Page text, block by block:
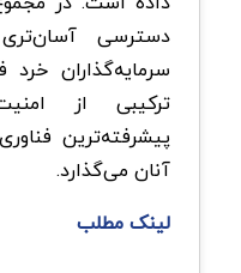
دسترسی آسان‌تری
سرمایه‌گذاران خرد
ترکیبی از
پیشرفته‌ترین
آنان می‌گذارد.
لینک مطلب